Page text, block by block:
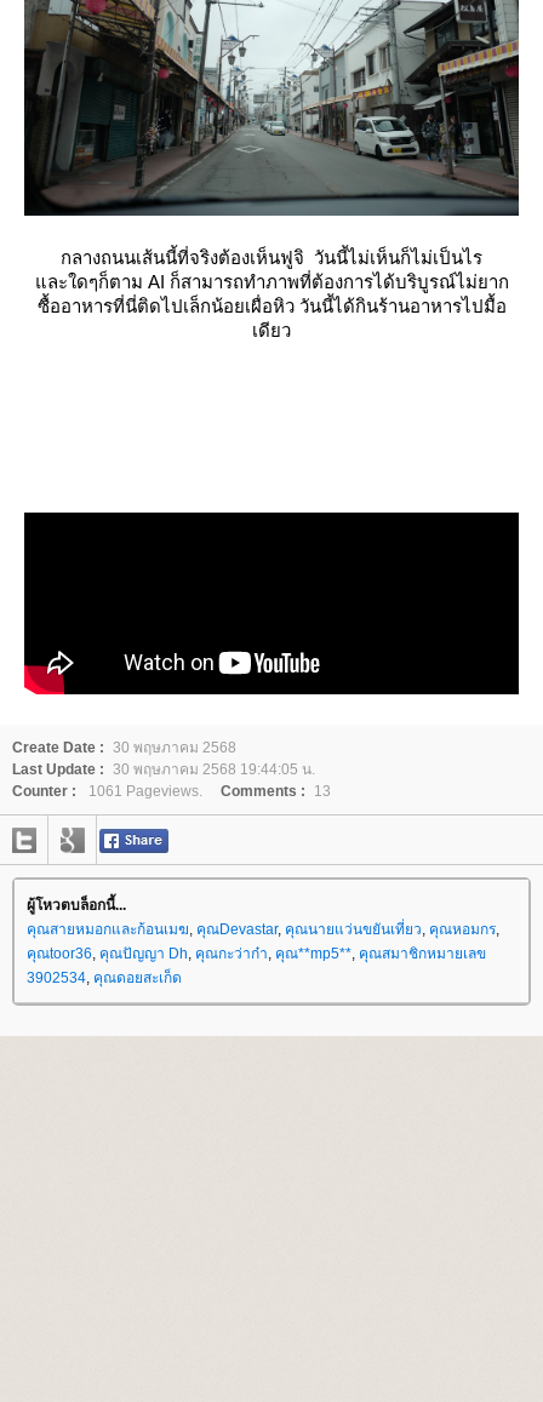
กลางถนนเส้นนี้ที่จริงต้องเห็นฟูจิ วันนี้ไม่เห็นก็ไม่เป็นไร
ละใดๆก็ตาม AI ก็สามารถทำภาพที่ต้องการได้บริบูรณ์ไม่ยาก
ซื้ออาหารที่นี่ติดไปเล็กน้อยเผื่อหิว วันนี้ได้กินร้านอาหารไปมื้อ
เดียว
Create Date : 30 พฤษภาคม 2568
Last Update : 30 พฤษภาคม 2568 19:44:05 น.
Counter :
1061 Pageviews. Comments : 13
ผู้โหวตบล็อกนี้...
คุณสายหมอกและก้อนเมฆ, คุณDevastar, คุณนายแว่นขยันเที่ยว, คุณหอมกร,
คุณtoor36, คุณปัญญา Dh, คุณกะว่าก๋า, คุณ**mp5**, คุณสมาชิกหมายเลข
3902534, คุณดอยสะเก็ด